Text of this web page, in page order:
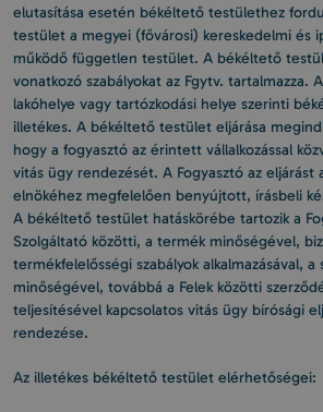
elutasítása esetén békéltető testülethez
testület a megyei (fővárosi) kereskedelmi és
működő független testület. A békéltető
vonatkozó szabályokat az Fgytv. tartalmazza.
lakóhelye vagy tartózkodási helye szerinti
illetékes. A békéltető testület eljárása
hogy a fogyasztó az érintett vállalkozással
vitás ügy rendezését. A Fogyasztó az
elnökéhez megfelelően benyújtott, írásbeli
A békéltető testület hatáskörébe tartozik a
Szolgáltató közötti, a termék minőségével,
termékfelelősségi szabályok alkalmazásával, a
minőségével, továbbá a Felek közötti
teljesítésével kapcsolatos vitás ügy bírósági
rendezése.
Az illetékes békéltető testület elérhetőségei: